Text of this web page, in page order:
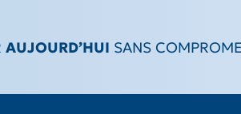
AUJOURD’HUI SANS